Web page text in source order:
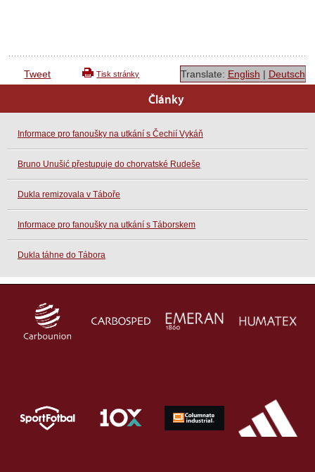
Tweet Tisk stránky Translate: English | Deutsch
Články
Informace pro fanoušky na utkání s Čechií Vykáň
Bruno Unušić přestupuje do chorvatské Rudeše
Dukla remizovala v Táboře
Informace pro fanoušky na utkání s Táborskem
Dukla táhne do Tábora